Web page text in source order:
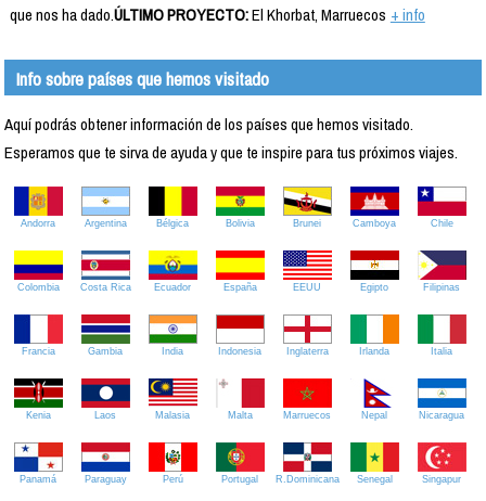
que nos ha dado.ÚLTIMO PROYECTO:El Khorbat, Marruecos + info
Info sobre países que hemos visitado
Aquí podrás obtener información de los países que hemos visitado.
Esperamos que te sirva de ayuda y que te inspire para tus próximos viajes.
Andorra Argentina Bélgica Bolivia Brunei Camboya Chile
Colombia Costa Rica Ecuador España EEUU Egipto Filipinas
Francia Gambia India Indonesia Inglaterra Irlanda Italia
Kenia Laos Malasia Malta Marruecos Nepal Nicaragua
Panamá Paraguay Perú Portugal R.Dominicana Senegal Singapur